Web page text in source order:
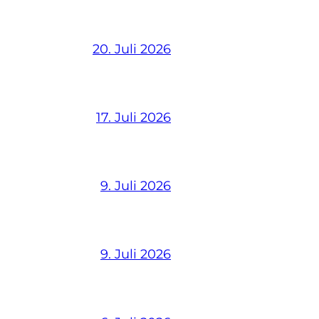
20. Juli 2026
17. Juli 2026
9. Juli 2026
9. Juli 2026